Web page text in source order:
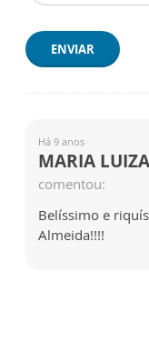
ENVIAR
Há 9 anos
MARIA
comentou:
Belíssimo e
Almeida!!!!